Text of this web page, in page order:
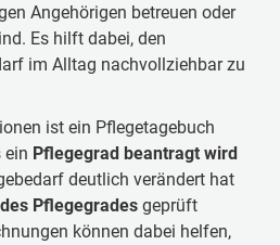
Angehörigen betreuen oder
Es hilft dabei, den
im Alltag nachvollziehbar zu
ist ein Pflegetagebuch
ein Pflegegrad beantragt wird
deutlich verändert hat
Pflegegradesgeprüft
können dabei helfen,